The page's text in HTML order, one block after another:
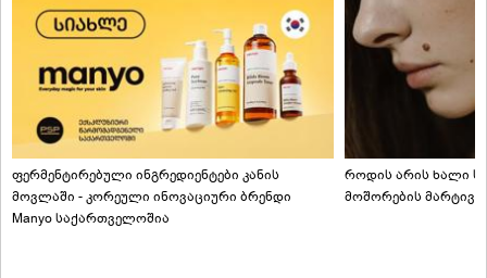
ფერმენტირებული ინგრედიენტები კანის
მოვლაში - კორეული ინოვაციური ბრენდი
Manyo საქართველოშია
როდის არის ხალი
მოშორების